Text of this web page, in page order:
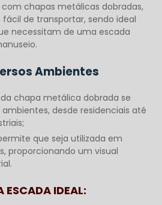
chapas metálicas dobradas,
de transportar, sendo ideal
necessitam de uma escada
Ambientes
chapa metálica dobrada se
desde residenciais até
que seja utilizada em
proporcionando um visual
ESCADA IDEAL: